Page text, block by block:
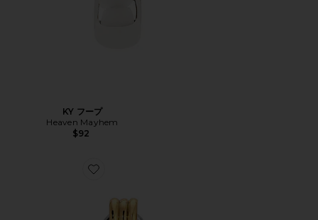
KY フープ
Heaven Mayhem
$92
Favorite BABY KNOT ミックスイヤリング